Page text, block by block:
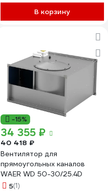
В корзину
-15%
34 355 ₽
40 418 ₽
Вентилятор для
прямоугольных каналов
WAER WD 50-30/25.4D
5(1)